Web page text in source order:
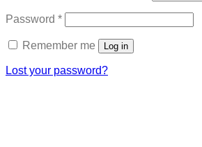
Password *Required
Remember me Log in
Lost your password?